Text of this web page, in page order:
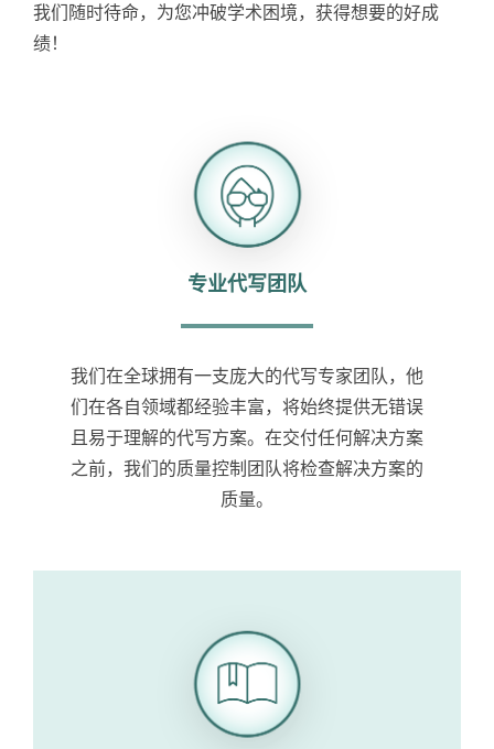
我们随时待命，为您冲破学术困境，获得想要的好成
绩！
专业代写团队
我们在全球拥有一支庞大的代写专家团队，他
们在各自领域都经验丰富，将始终提供无错误
且易于理解的代写方案。在交付任何解决方案
之前，我们的质量控制团队将检查解决方案的
质量。